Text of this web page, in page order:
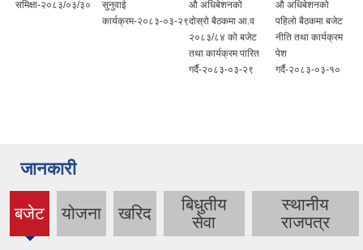
समिक्षा-२०८३/०३/३०
सुनुवाई
कार्यक्रम-२०८३-०३-२९
औ अधिबेशनको
दोस्रो बैठकमा आ.व
२०८३/८४ को बजेट
तथा कार्यक्रम पारित
गर्दै-२०८३-०३-२९
औ अधिबेशनको
पहिलो बैठकमा बजेट
नीति तथा कार्यक्रम
पेश
गर्दै-२०८३-०३-१०
जानकारी
बजेट
(active
tab)
योजना खरिद
बिधुतीय
सेवा
स्थानीय
राजपत्र